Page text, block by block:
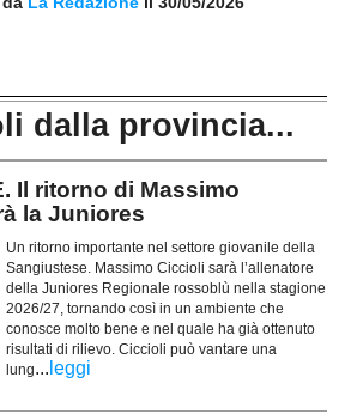
dalla provincia...
Il ritorno di Massimo
la Juniores
Un ritorno importante nel settore giovanile della
Sangiustese. Massimo Ciccioli sarà l’allenatore
della Juniores Regionale rossoblù nella stagione
2026/27, tornando così in un ambiente che
conosce molto bene e nel quale ha già ottenuto
risultati di rilievo. Ciccioli può vantare una
lung... leggi